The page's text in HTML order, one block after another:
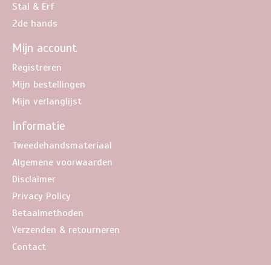
Stal & Erf
2de hands
Mijn account
Registreren
Mijn bestellingen
Mijn verlanglijst
Informatie
Tweedehandsmateriaal
Algemene voorwaarden
Disclaimer
Privacy Policy
Betaalmethoden
Verzenden & retourneren
Contact